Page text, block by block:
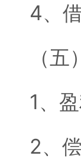
4、
（
1、
2、